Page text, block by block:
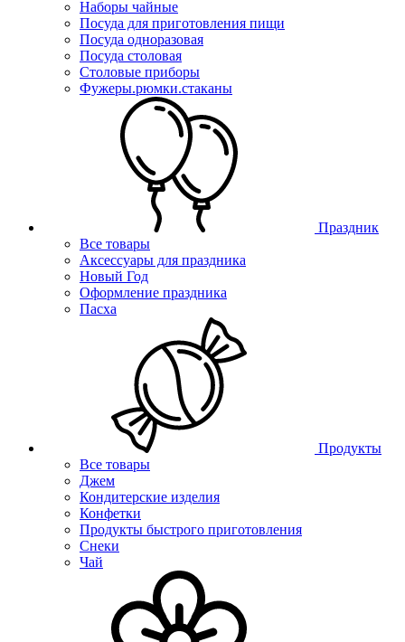
Наборы чайные
Посуда для приготовления пищи
Посуда одноразовая
Посуда столовая
Столовые приборы
Фужеры.рюмки.стаканы
Праздник
Все товары
Аксессуары для праздника
Новый Год
Оформление праздника
Пасха
Продукты
Все товары
Джем
Кондитерские изделия
Конфетки
Продукты быстрого приготовления
Снеки
Чай